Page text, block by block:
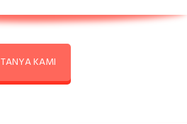
TANYA KAMI